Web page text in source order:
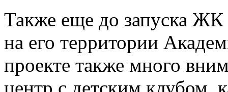
Также еще до запуска
на его территории
проекте также много
центр с детским клубом,